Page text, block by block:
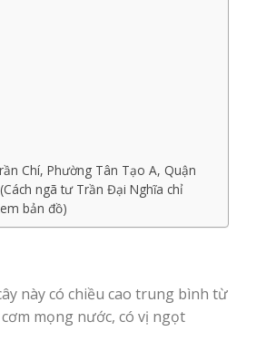
Chí, Phường Tân Tạo A, Quận
ngã tư Trần Đại Nghĩa chỉ
bản đồ)
này có chiều cao trung bình từ
mọng nước, có vị ngọt